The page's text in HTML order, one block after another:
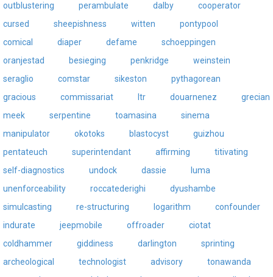
outblustering
perambulate dalby
cooperator
cursed
sheepishness witten
pontypool
comical
diaper defame
schoeppingen
oranjestad
besieging penkridge
weinstein
seraglio
comstar sikeston
pythagorean
gracious
commissariat ltr douarnenez
grecian
meek
serpentine toamasina
sinema
manipulator
okotoks blastocyst
guizhou
pentateuch
superintendant affirming
titivating
self-diagnostics
undock dassie
luma
unenforceability
roccatederighi
dyushambe
simulcasting
re-structuring logarithm
confounder
indurate
jeepmobile offroader
ciotat
coldhammer
giddiness darlington
sprinting
archeological
technologist advisory
tonawanda